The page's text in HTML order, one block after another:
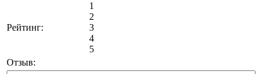
Рейтинг:
1
2
3
4
5
Отзыв: